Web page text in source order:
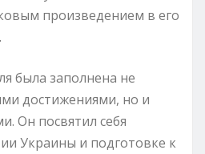
произведением в его
была заполнена не
достижениями, но и
Он посвятил себя
Украины и подготовке к